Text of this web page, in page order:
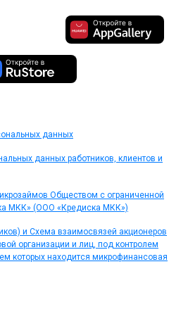
данных
данных работников, клиентов и
Обществом с ограниченной
МКК» (ООО «Кредиска МКК»)
и Схема взаимосвязей акционеров
организации и лиц, под контролем
которых находится микрофинансовая